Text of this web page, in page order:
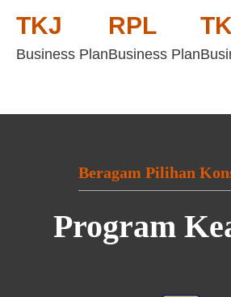
TKJ
Business Plan
RPL
Business Plan
Beragam Pilihan
Program